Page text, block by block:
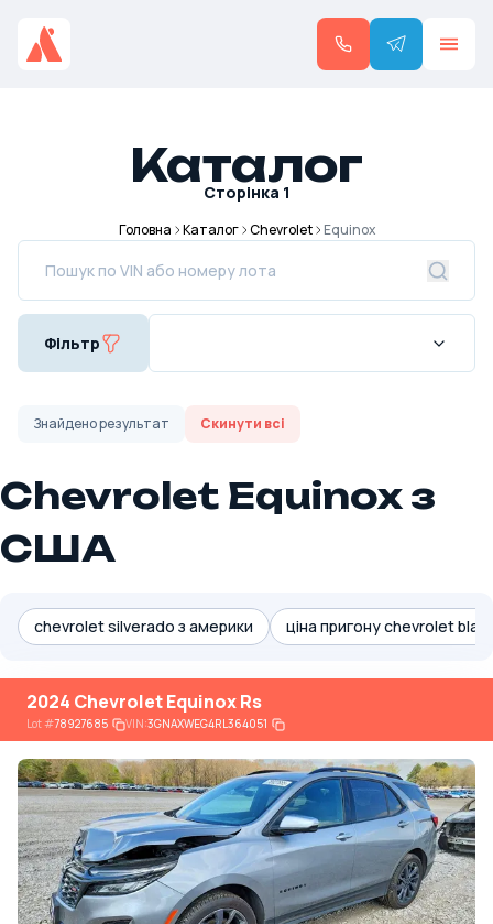
Каталог
Сторінка 1
Головна Каталог Chevrolet Equinox
Фільтр
Знайденорезультат Скинути всі
Chevrolet Equinox з
США
chevrolet silverado з америки ціна пригону chevrolet
2024 Chevrolet Equinox Rs
Lot#78927685 VIN:3GNAXWEG4RL364051